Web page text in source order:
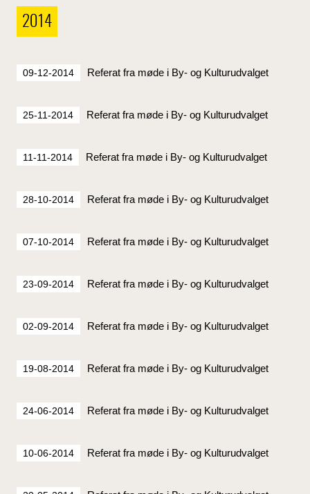
2014
09-12-2014 Referat fra møde i By- og Kulturudvalget
25-11-2014 Referat fra møde i By- og Kulturudvalget
11-11-2014 Referat fra møde i By- og Kulturudvalget
28-10-2014 Referat fra møde i By- og Kulturudvalget
07-10-2014 Referat fra møde i By- og Kulturudvalget
23-09-2014 Referat fra møde i By- og Kulturudvalget
02-09-2014 Referat fra møde i By- og Kulturudvalget
19-08-2014 Referat fra møde i By- og Kulturudvalget
24-06-2014 Referat fra møde i By- og Kulturudvalget
10-06-2014 Referat fra møde i By- og Kulturudvalget